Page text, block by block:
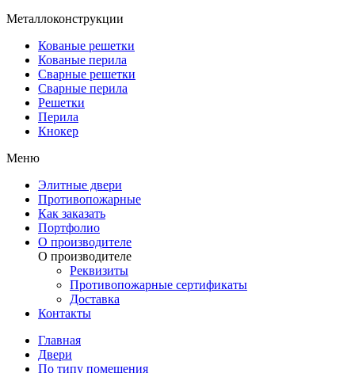
Металлоконструкции
Кованые решетки
Кованые перила
Сварные решетки
Сварные перила
Решетки
Перила
Кнокер
Меню
Элитные двери
Противопожарные
Как заказать
Портфолио
О производителе
О производителе
Реквизиты
Противопожарные сертификаты
Доставка
Контакты
Главная
Двери
По типу помещения